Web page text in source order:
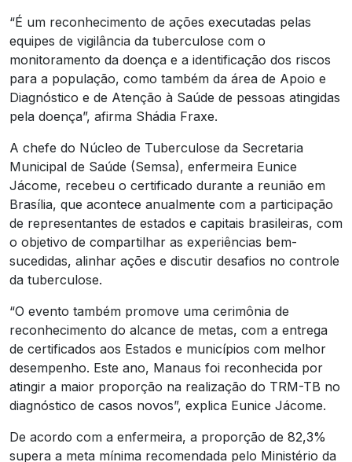
“É um reconhecimento de ações executadas pelas
equipes de vigilância da tuberculose com o
monitoramento da doença e a identificação dos riscos
para a população, como também da área de Apoio e
Diagnóstico e de Atenção à Saúde de pessoas atingidas
pela doença”, afirma Shádia Fraxe.
A chefe do Núcleo de Tuberculose da Secretaria
Municipal de Saúde (Semsa), enfermeira Eunice
Jácome, recebeu o certificado durante a reunião em
Brasília, que acontece anualmente com a participação
de representantes de estados e capitais brasileiras, com
o objetivo de compartilhar as experiências bem-
sucedidas, alinhar ações e discutir desafios no controle
da tuberculose.
“O evento também promove uma cerimônia de
reconhecimento do alcance de metas, com a entrega
de certificados aos Estados e municípios com melhor
desempenho. Este ano, Manaus foi reconhecida por
atingir a maior proporção na realização do TRM-TB no
diagnóstico de casos novos”, explica Eunice Jácome.
De acordo com a enfermeira, a proporção de 82,3%
supera a meta mínima recomendada pelo Ministério da